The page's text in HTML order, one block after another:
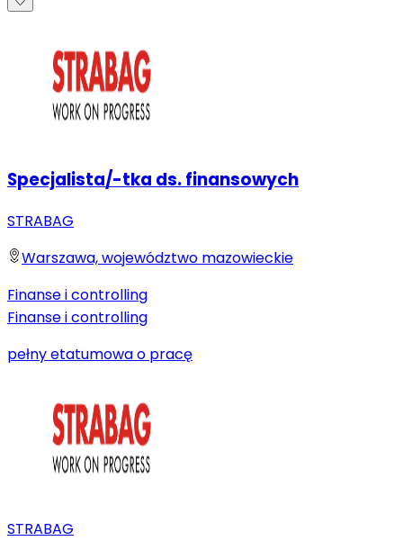
Specjalista/-tka ds. finansowych
STRABAG
Warszawa, województwo mazowieckie
Finanse i controlling
Finanse i controlling
pełny etatumowa o pracę
STRABAG